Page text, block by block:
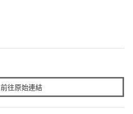
前往原始連結